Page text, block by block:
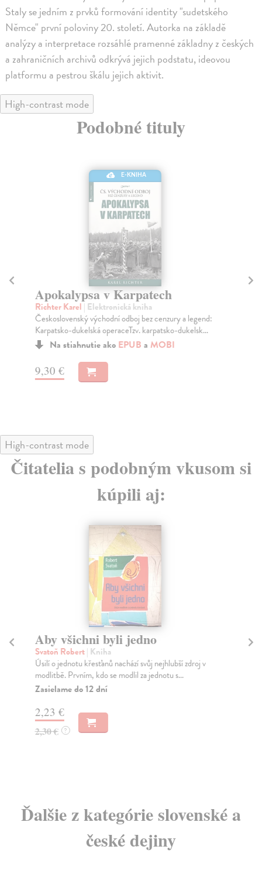
Staly se jedním z prvků formování identity "sudetského
Němce" první poloviny 20. století. Autorka na základě
analýzy a interpretace rozsáhlé pramenné základny z českých
a zahraničních archivů odkrývá jejich podstatu, ideovou
platformu a pestrou škálu jejich aktivit.
High-contrast mode
Podobné tituly
E-KNIHA
Apokalypsa v Karpatech
Richter Karel | Elektronická kniha
Československý východní odboj bez cenzury a legend:
Karpatsko-dukelská operaceTzv. karpatsko-dukelsk...
Na stiahnutie ako EPUB a MOBI
9,30 €
High-contrast mode
Čitatelia s podobným vkusom si
kúpili aj:
Aby všichni byli jedno
Svatoň Robert| Kniha
Úsilí o jednotu křesťanů nachází svůj nejhlubší zdroj v
modlitbě. Prvním, kdo se modlil za jednotu s...
Zasielame do 12 dní
2,23 €
2,30 € ?
Ďalšie z kategórie slovenské a
české dejiny